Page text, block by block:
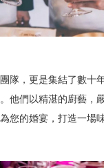
隊，更是集結了數十
他們以精湛的廚藝，
您的婚宴，打造一場